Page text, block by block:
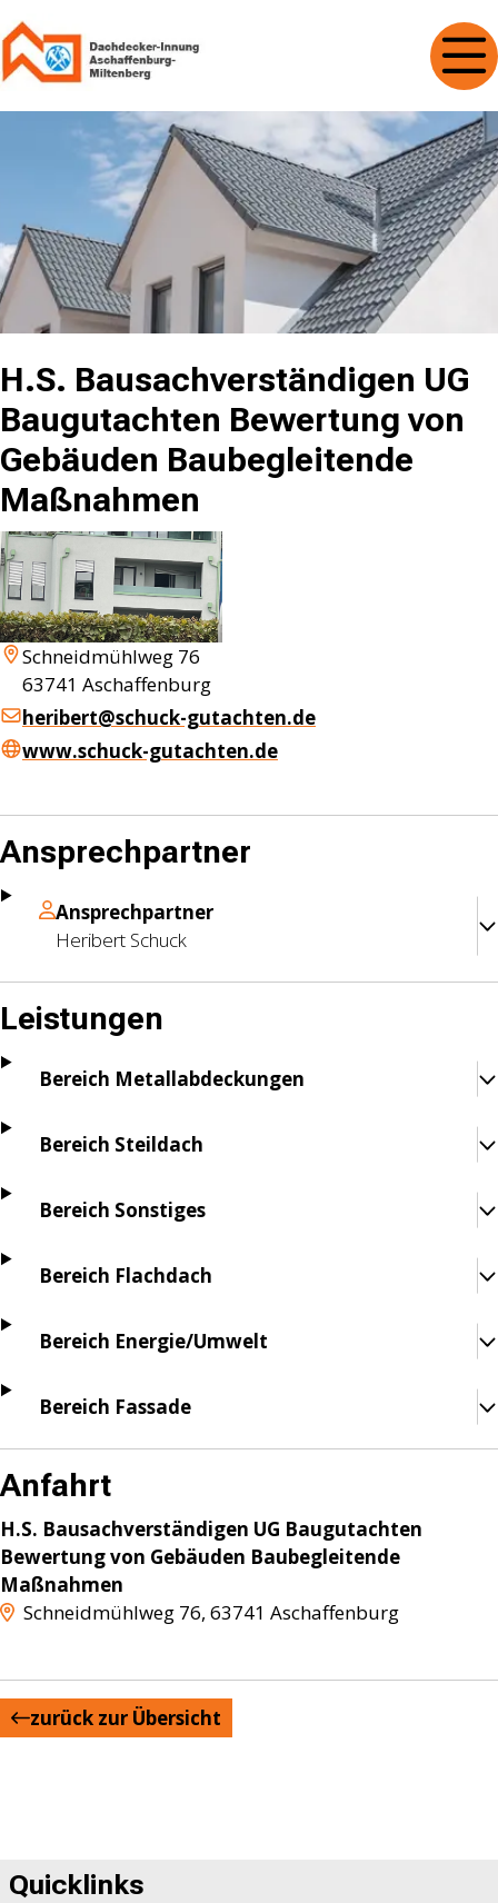
H.S. Bausachverständigen UG
Baugutachten Bewertung von
Gebäuden Baubegleitende
Maßnahmen
Schneidmühlweg 76
63741 Aschaffenburg
heribert@schuck-gutachten.de
www.schuck-gutachten.de
Ansprechpartner
Ansprechpartner
Heribert Schuck
Leistungen
Bereich Metallabdeckungen
Bereich Steildach
Bereich Sonstiges
Bereich Flachdach
Bereich Energie/Umwelt
Bereich Fassade
Anfahrt
H.S. Bausachverständigen UG Baugutachten
Bewertung von Gebäuden Baubegleitende
Maßnahmen
Schneidmühlweg 76, 63741 Aschaffenburg
zurück zur Übersicht
Quicklinks